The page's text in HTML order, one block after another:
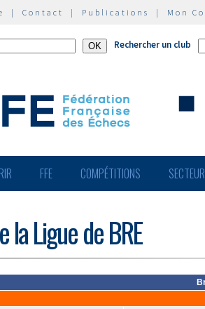
| Contact | Publications | Mon
Rechercher un club
FFE COMPÉTITIONS
la Ligue de BRE